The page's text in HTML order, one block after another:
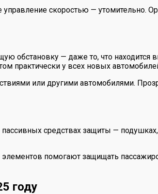
скоростью — утомительно.
— даже то, что находится
практически у всех новых
или другими автомобилями.
средствах защиты —
помогают защищать
году